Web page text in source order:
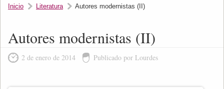
Inicio Literatura Autores modernistas (II)
Autores modernistas (II)
2 de enero de 2014 Publicado por Lourdes